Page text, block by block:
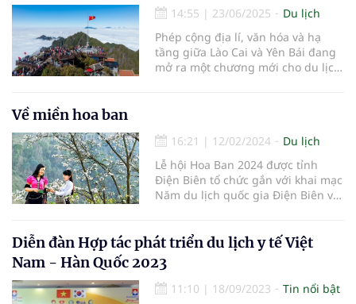
14:55 | 23/06/2025
Du lịch
Phép cộng địa lí, văn hóa và hạ
tầng giữa Lào Cai và Yên Bái đang
mở ra một chương mới cho du lịch
2030.
Về miền hoa ban
16:21 | 12/02/2024
Du lịch
Lễ hội Hoa Ban 2024 được tỉnh
Điện Biên tổ chức gắn với khai mạc
Năm du lịch quốc gia Điện Biên với
du lịch Việt Nam nói chung và tỉnh
Điện Biên nói riêng, thu hút khách
du lịch trong, ngoà
Diễn đàn Hợp tác phát triển du lịch y tế Việt
Nam - Hàn Quốc 2023
11:10 | 18/09/2023
Tin nổi bật